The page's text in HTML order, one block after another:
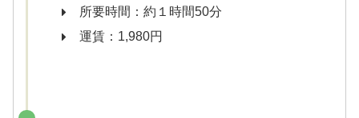
所要時間：約１時間50分
運賃：1,980円